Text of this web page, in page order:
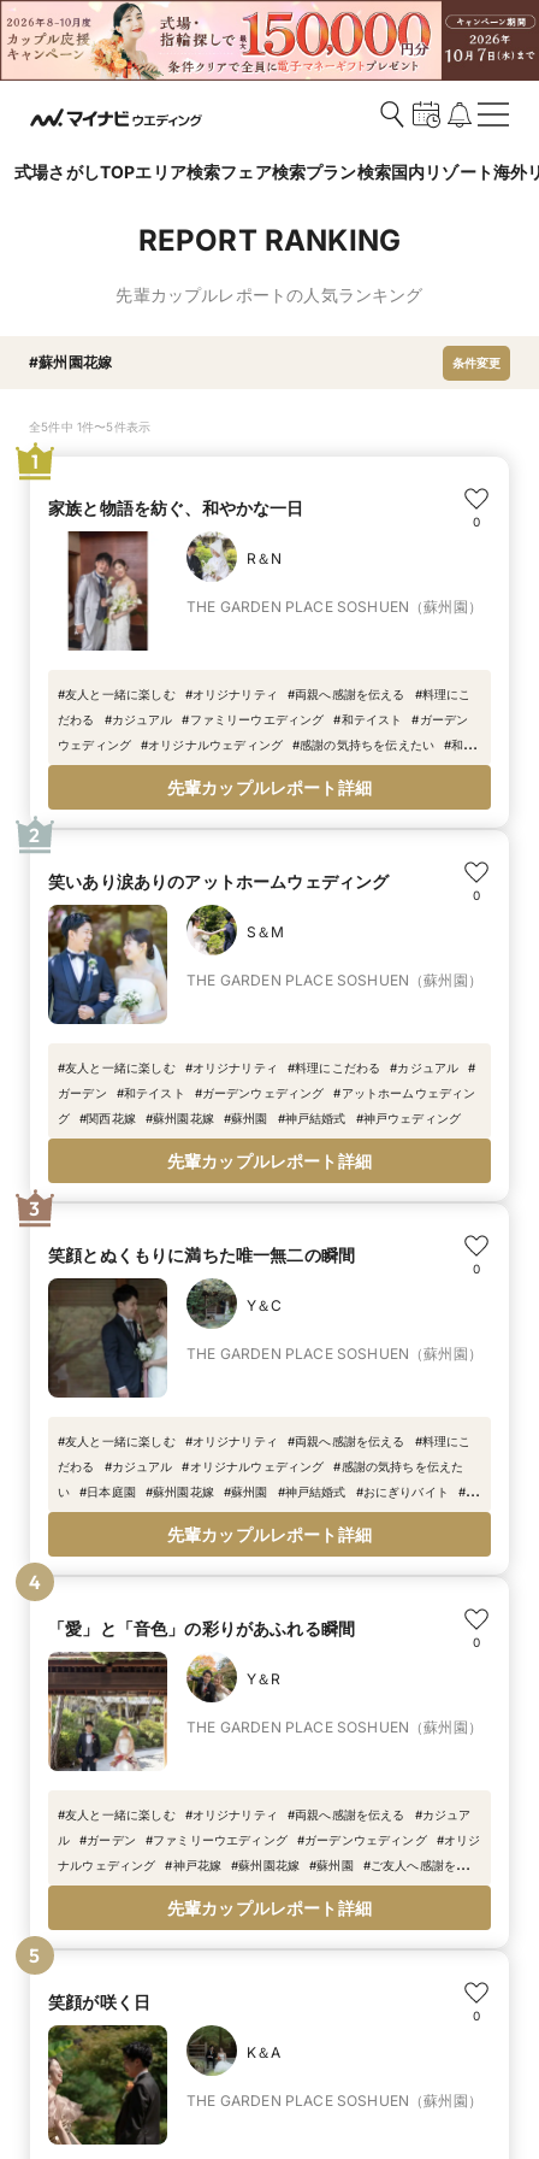
式場さがしTOPエリア検索フェア検索プラン検索国内リゾート海外
REPORT RANKING
先輩カップルレポートの人気ランキング
#蘇州園花嫁 条件変更
全5件中 1件〜5件表示
1
家族と物語を紡ぐ、和やかな一日
0
R＆N
THE GARDEN PLACE SOSHUEN（蘇州園）
#友人と一緒に楽しむ #オリジナリティ #両親へ感謝を伝える #料理にこ
だわる
#カジュアル #ファミリーウエディング #和テイスト #ガーデン
ウェディング
#オリジナルウェディング #感謝の気持ちを伝えたい #和装
人前式
#上質な結婚式 #蘇州園花嫁 #蘇州園 #神戸結婚式
先輩カップルレポート詳細
2
笑いあり涙ありのアットホームウェディング
0
S＆M
THE GARDEN PLACE SOSHUEN（蘇州園）
#友人と一緒に楽しむ #オリジナリティ #料理にこだわる #カジュアル
#
ガーデン
#和テイスト #ガーデンウェディング #アットホームウェディン
グ
#関西花嫁 #蘇州園花嫁 #蘇州園 #神戸結婚式 #神戸ウェディング
先輩カップルレポート詳細
3
笑顔とぬくもりに満ちた唯一無二の瞬間
0
Y＆C
THE GARDEN PLACE SOSHUEN（蘇州園）
#友人と一緒に楽しむ #オリジナリティ #両親へ感謝を伝える #料理にこ
だわる
#カジュアル #オリジナルウェディング #感謝の気持ちを伝えた
い
#日本庭園 #蘇州園花嫁 #蘇州園 #神戸結婚式 #おにぎりバイト #ふ
たりらしく
先輩カップルレポート詳細
4
「愛」と「音色」の彩りがあふれる瞬間
0
Y＆R
THE GARDEN PLACE SOSHUEN（蘇州園）
#友人と一緒に楽しむ #オリジナリティ #両親へ感謝を伝える #カジュア
ル
#ガーデン #ファミリーウエディング #ガーデンウェディング #オリジ
ナルウェディング
#神戸花嫁 #蘇州園花嫁 #蘇州園 #ご友人へ感謝を伝え
る
#神戸結婚式 #ハワイ挙式 #アフターパーティー
先輩カップルレポート詳細
5
笑顔が咲く日
0
K＆A
THE GARDEN PLACE SOSHUEN（蘇州園）